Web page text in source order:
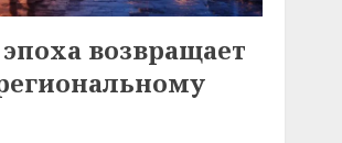
возвращает